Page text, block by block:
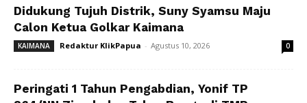
Didukung Tujuh Distrik, Suny Syamsu Maju
Calon Ketua Golkar Kaimana
KAIMANA Redaktur KlikPapua - Agustus 10, 2026 0
Peringati 1 Tahun Pengabdian, Yonif TP